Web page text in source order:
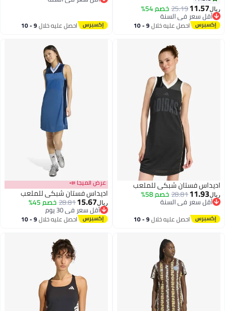
3
ريال11.57
25.19خصم 54%
أقل سعر في السنة
أقل سعر في السنة
احصل عليه خلال 9 - 10
أقل سعر في السنة
احصل عليه خلال 9 - 10
2
اديداس فستان شبكي للملعب
ريال11.93
28.81خصم 58%
أقل سعر في السنة
أقل سعر في السنة
احصل عليه خلال 9 - 10
عرض الميجا 📣
اديداس فستان شبكي للملعب
ريال15.67
28.81خصم 45%
أقل سعر في 30 يوم
أقل سعر في 30 يوماحصل عليه خلال 9 - 10